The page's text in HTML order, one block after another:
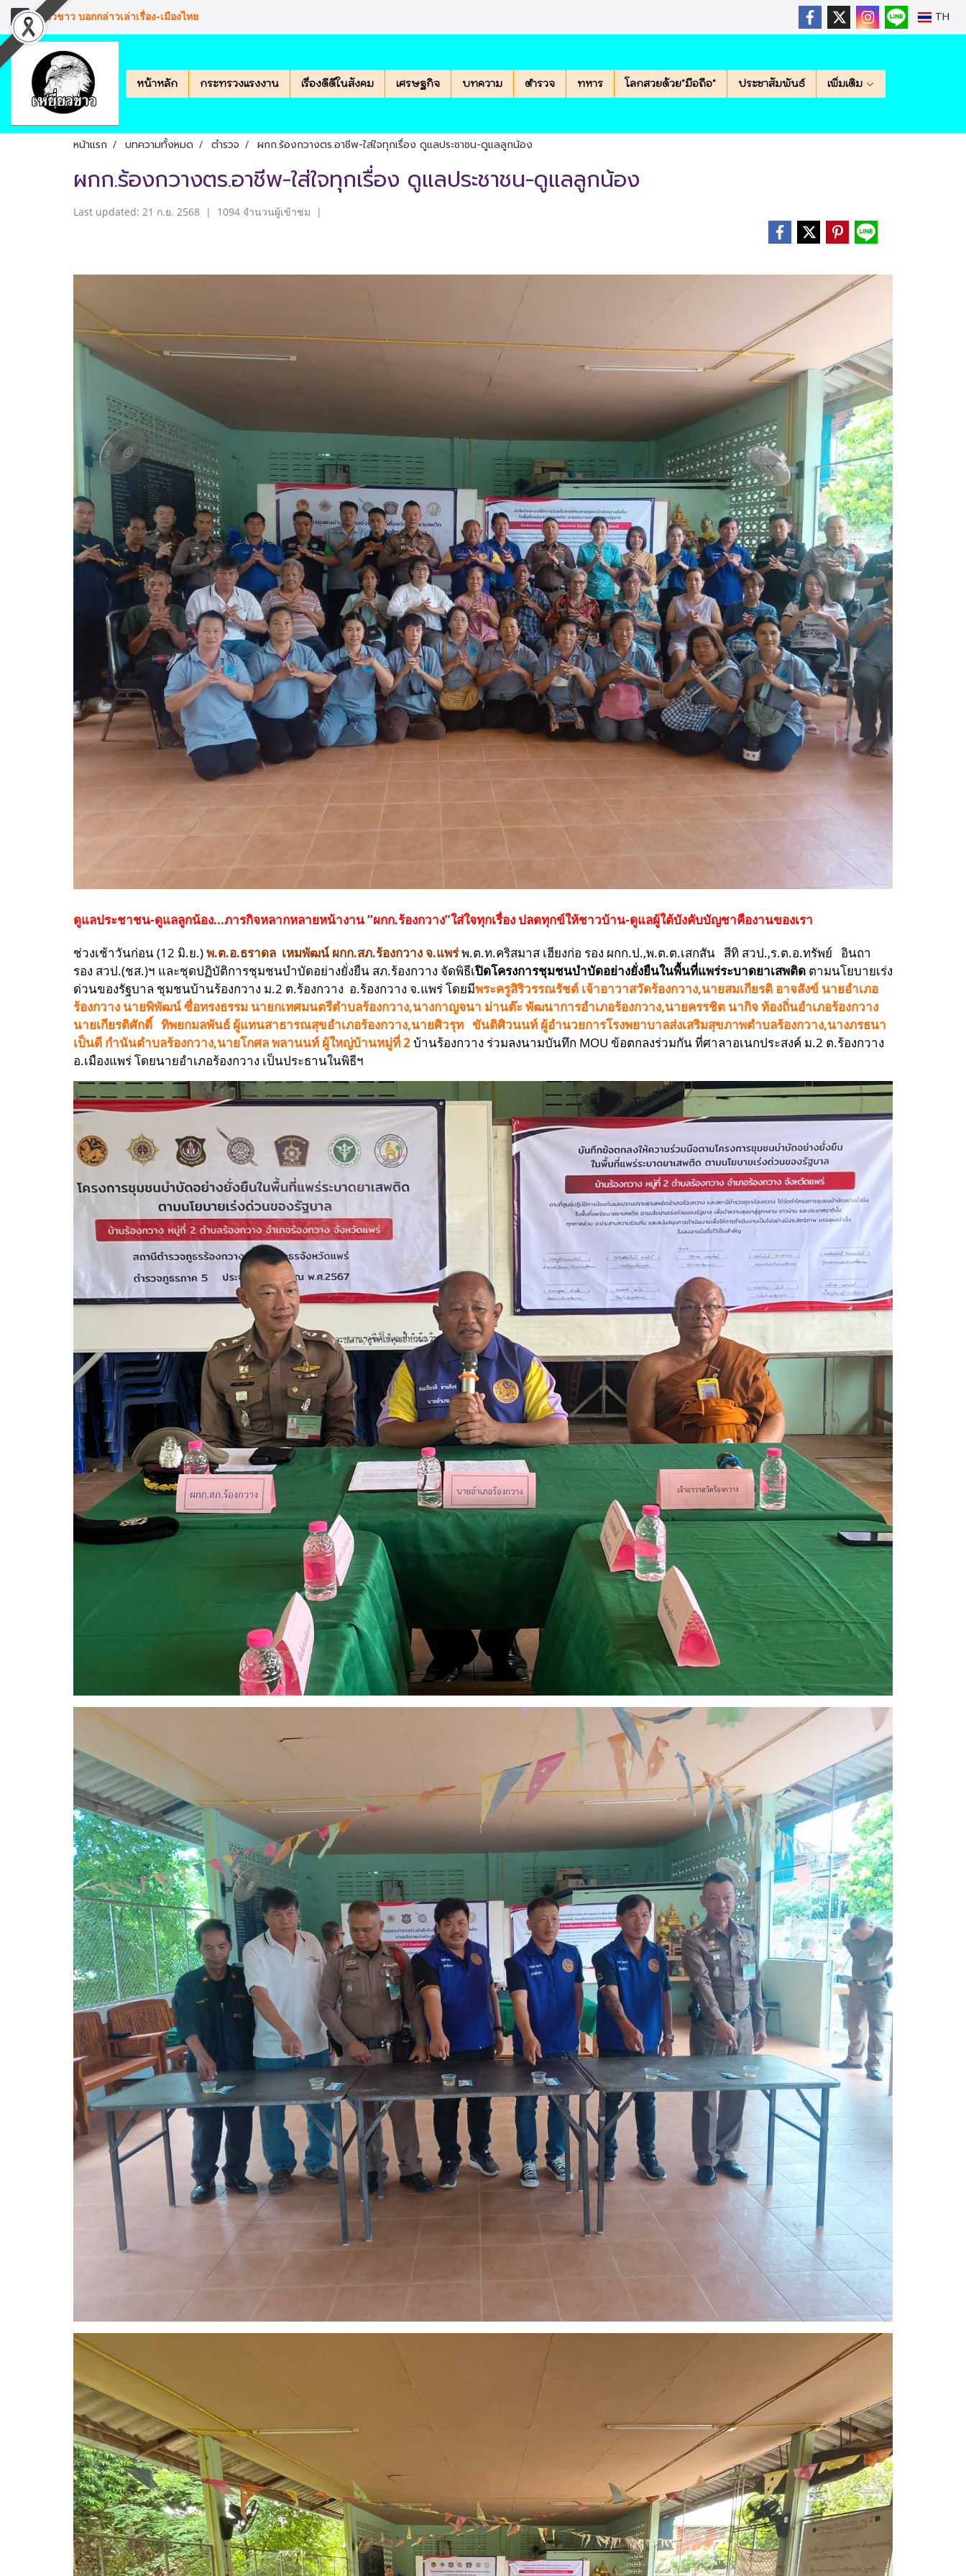
เหยียวขาว บอกกล่าวเล่าเรื่อง-เมืองไทย TH
หน้าหลัก กระทรวงแรงงาน เรื่องดีดีในสังคม เศรษฐกิจ บทความ ตำรวจ ทหาร โลกสวยด้วย"มือถือ" ประชาสัมพันธ์ เพิ่มเติม
หน้าแรก บทความทั้งหมด ตำรวจ ผกก.ร้องกวางตร.อาชีพ-ใส่ใจทุกเรื่อง ดูแลประชาชน-ดูแลลูกน้อง
ผกก.ร้องกวางตร.อาชีพ-ใส่ใจทุกเรื่อง ดูแลประชาชน-ดูแลลูกน้อง
Last updated: 21 ก.ย. 2568 | 1094 จำนวนผู้เข้าชม |
ดูแลประชาชน-ดูแลลูกน้อง...ภารกิจหลากหลายหน้างาน “ผกก.ร้องกวาง”ใส่ใจทุกเรื่อง ปลดทุกข์ให้ชาวบ้าน-ดูแลผู้ใต้บังคับบัญชาคืองานของเรา
ช่วงเช้าวันก่อน (12 มิ.ย.)พ.ต.อ.ธราดล เหมพัฒน์ ผกก.สภ.ร้องกวาง จ.แพร่พ.ต.ท.คริสมาส เฮียงก่อ รอง ผกก.ป.,พ.ต.ต.เสกสัน สีทิ สวป.,ร.ต.อ.ทรัพย์ อินถา
รอง สวป.(ชส.)ฯ และชุดปฏิบัติการชุมชนบำบัดอย่างยั่งยืน สภ.ร้องกวาง จัดพิธีเปิดโครงการชุมชนบำบัดอย่างยั่งยืนในพื้นที่แพร่ระบาดยาเสพติด ตามนโยบายเร่ง
ด่วนของรัฐบาล ชุมชนบ้านร้องกวาง ม.2 ต.ร้องกวาง อ.ร้องกวาง จ.แพร่ โดยมีพระครูสิริวรรณรัชต์ เจ้าอาวาสวัดร้องกวาง,นายสมเกียรติ อาจสังข์ นายอำเภอ
ร้องกวาง นายพิพัฒน์ ซื่อทรงธรรม นายกเทศมนตรีตำบลร้องกวาง,นางกาญจนา ม่านต๊ะ พัฒนาการอำเภอร้องกวาง,นายครรชิต นากิจ ท้องถิ่นอำเภอร้องกวาง
นายเกียรติศักดิ์ ทิพยกมลพันธ์ ผู้แทนสาธารณสุขอำเภอร้องกวาง,นายศิวรุท ขันติศิวนนท์ ผู้อำนวยการโรงพยาบาลส่งเสริมสุขภาพตำบลร้องกวาง,นางภรธนา
เป็นดี กำนันตำบลร้องกวาง,นายโกศล พลานนท์ ผู้ใหญ่บ้านหมู่ที่ 2 บ้านร้องกวาง ร่วมลงนามบันทึก MOU ข้อตกลงร่วมกัน ที่ศาลาอเนกประสงค์ ม.2 ต.ร้องกวาง
อ.เมืองแพร่ โดยนายอำเภอร้องกวาง เป็นประธานในพิธีฯ